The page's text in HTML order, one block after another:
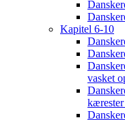
Kapitel 6-10
vasket
kærester